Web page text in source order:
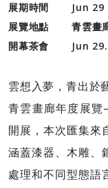
展期時間
Jun
展覽地點
青雲畫
開幕茶會
Jun
雲想入夢，青出於
青雲畫廊年度展
開展，本次匯集來
涵蓋漆器、木雕、
處理和不同型態語